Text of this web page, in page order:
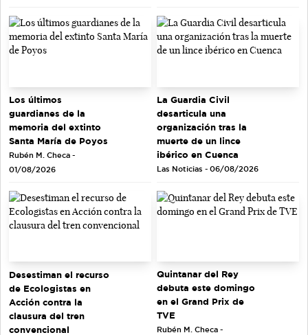
Los últimos
guardianes de la
memoria del extinto
Santa María de Poyos
Rubén M. Checa -
01/08/2026
La Guardia Civil
desarticula una
organización tras la
muerte de un lince
ibérico en Cuenca
Las Noticias - 06/08/2026
Desestiman el recurso
de Ecologistas en
Acción contra la
clausura del tren
convencional
Quintanar del Rey
debuta este domingo
en el Grand Prix de
TVE
Rubén M. Checa -